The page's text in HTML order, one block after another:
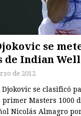
se
de Indian
de 2012
se clasificó
Masters 1000
Nicolás Almagro